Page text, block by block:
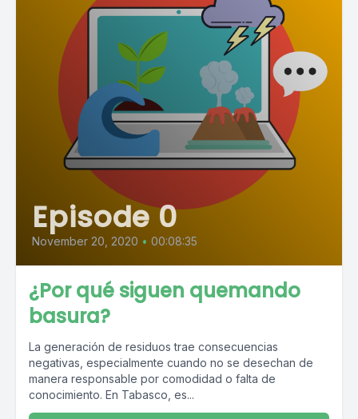
Episode 0
November 20, 2020 • 00:08:35
¿Por qué siguen quemando
basura?
La generación de residuos trae consecuencias
negativas, especialmente cuando no se desechan de
manera responsable por comodidad o falta de
conocimiento. En Tabasco, es...